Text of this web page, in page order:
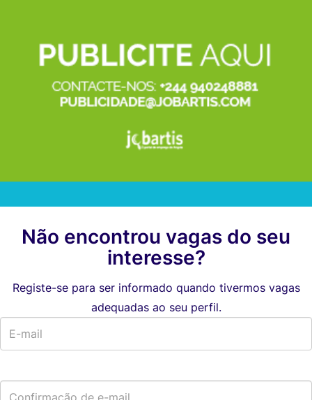
Não encontrou vagas do seu
interesse?
Registe-se para ser informado quando tivermos vagas
adequadas ao seu perfil.